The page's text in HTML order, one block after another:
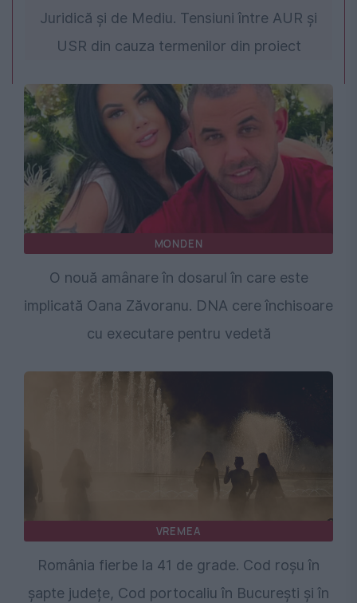
Juridică și de Mediu. Tensiuni între AUR și
USR din cauza termenilor din proiect
MONDEN
O nouă amânare în dosarul în care este
implicată Oana Zăvoranu. DNA cere închisoare
cu executare pentru vedetă
VREMEA
România fierbe la 41 de grade. Cod roșu în
șapte județe, Cod portocaliu în București și în